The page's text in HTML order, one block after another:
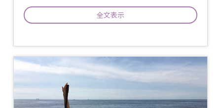
全文表示
イベント
について
太陽礼拝をベースに 呼吸に合わせて、動
いていきます。 最初は太陽礼拝のポーズ
を確認しながら動いていきますので ヴィ
ンヤサ初心者の方でも大丈夫です。
ヨガマット又はバスタオル / 飲み物 /